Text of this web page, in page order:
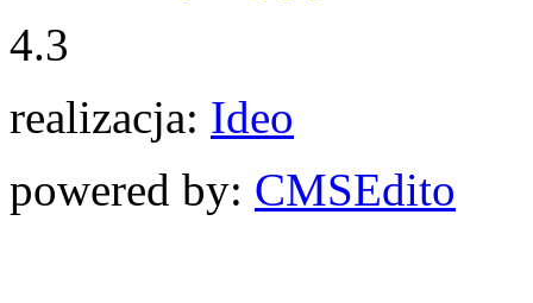
4.3
realizacja: Ideo
powered by: CMSEdito